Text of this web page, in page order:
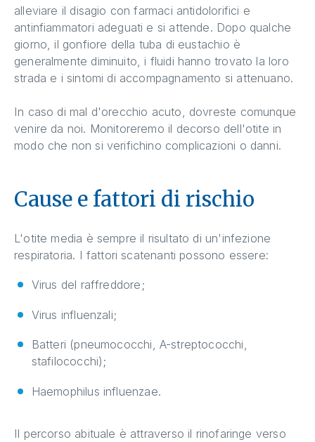
alleviare il disagio con farmaci antidolorifici e
antinfiammatori adeguati e si attende. Dopo qualche
giorno, il gonfiore della tuba di eustachio è
generalmente diminuito, i fluidi hanno trovato la loro
strada e i sintomi di accompagnamento si attenuano.
In caso di mal d'orecchio acuto, dovreste comunque
venire da noi. Monitoreremo il decorso dell'otite in
modo che non si verifichino complicazioni o danni.
Cause e fattori di rischio
L'otite media è sempre il risultato di un'infezione
respiratoria. I fattori scatenanti possono essere:
Virus del raffreddore;
Virus influenzali;
Batteri (pneumococchi, A-streptococchi,
stafilococchi);
Haemophilus influenzae.
Il percorso abituale è attraverso il rinofaringe verso